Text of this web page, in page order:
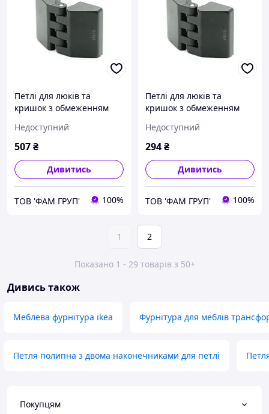
Петлі для люків та
кришок з обмеженням
(-80° та + 120°) CFE.40 B-
M4-p-M4x18
Недоступний
507₴
Дивитись
ТОВ 'ФАМ ГРУП' 100%
Петлі для люків та
кришок з обмеженням
(-80° та + 120°) CFE.40 B-
M4-CH-4
Недоступний
294₴
Дивитись
ТОВ 'ФАМ ГРУП' 100%
1 2
Показано 1 - 29 товарів з 50+
Дивись також
Меблева фурнітура ikea Фурнітура для меблів
Петля полипна з двома наконечниками для петлі
Покупцям